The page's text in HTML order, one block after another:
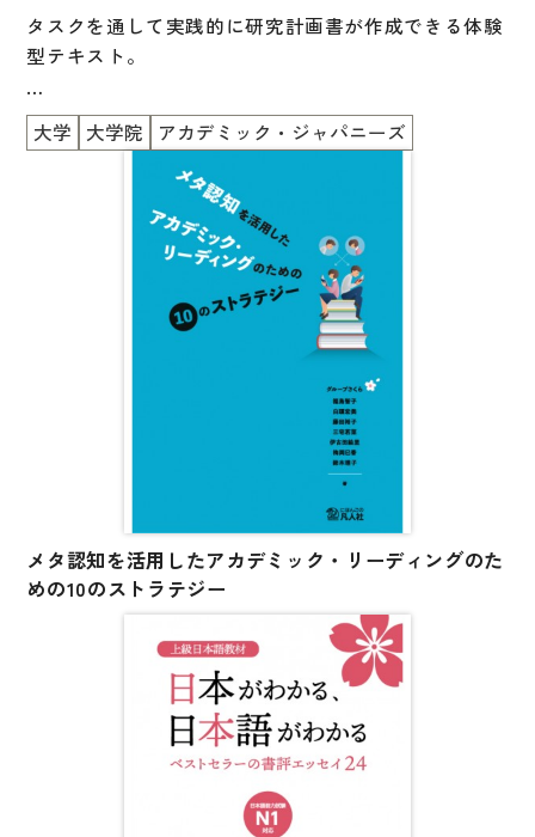
―上級編―
第9課 新キャラを生み出す
第10課 専門分野をわかりやすく説明する
関連データは次のURLで公開しています。
タスクを通して実践的に研究計画書が作成できる体験
型テキスト。
研究計画書の構成、日本語表現はもちろん、研究課題
を策定するためのヒント、
論理的思考トレーニングが豊富に組み込まれていま
大学院進学に関する情報検索、指導教員へのコンタク
口頭試問・プレゼンテーション対策まで網羅。留学生
情報検索ツールや各種機関のサイト情報、画像を更新
＊研究計画書の構成・表現など日本語による論理的な
文章の書き方や
論理的思考トレーニングについては、原則、変更は
大学 大学院 アカデミック・ジャパニーズ
メタ認知を活用したアカデミック・リーディングのた
めの10のストラテジー